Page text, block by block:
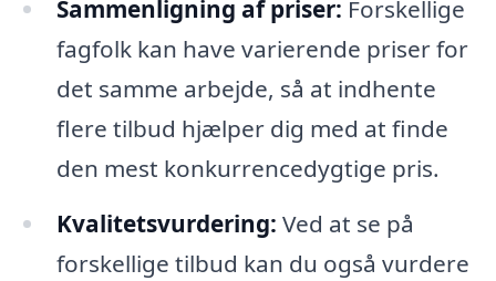
Sammenligning af priser: Forskellige
fagfolk kan have varierende priser for
det samme arbejde, så at indhente
flere tilbud hjælper dig med at finde
den mest konkurrencedygtige pris.
Kvalitetsvurdering: Ved at se på
forskellige tilbud kan du også vurdere